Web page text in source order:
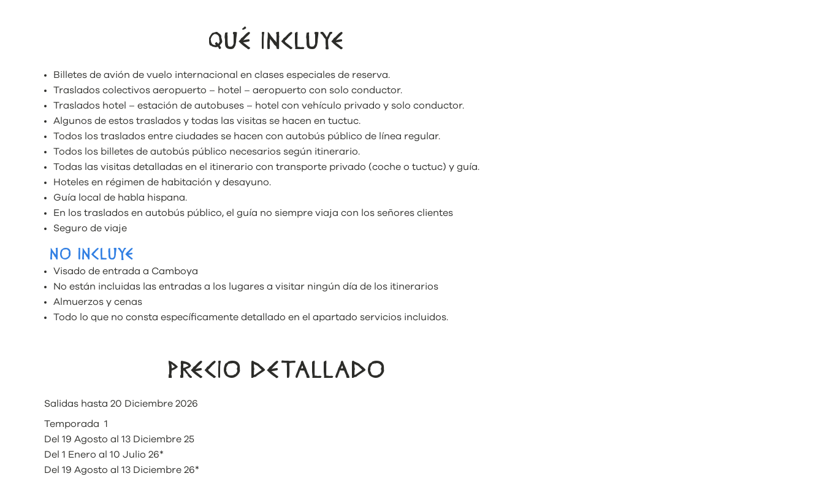
QUÉ INCLUYE
Billetes de avión de vuelo internacional en clases especiales de reserva.
Traslados colectivos aeropuerto – hotel – aeropuerto con solo conductor.
Traslados hotel – estación de autobuses – hotel con vehículo privado y solo conductor.
Algunos de estos traslados y todas las visitas se hacen en tuctuc.
Todos los traslados entre ciudades se hacen con autobús público de línea regular.
Todos los billetes de autobús público necesarios según itinerario.
Todas las visitas detalladas en el itinerario con transporte privado (coche o tuctuc) y guía.
Hoteles en régimen de habitación y desayuno.
Guía local de habla hispana.
En los traslados en autobús público, el guía no siempre viaja con los señores clientes
Seguro de viaje
NO INCLUYE
Visado de entrada a Camboya
No están incluidas las entradas a los lugares a visitar ningún día de los itinerarios
Almuerzos y cenas
Todo lo que no consta específicamente detallado en el apartado servicios incluidos.
PRECIO DETALLADO
Salidas hasta 20 Diciembre 2026
Temporada 1
Del 19 Agosto al 13 Diciembre 25
Del 1 Enero al 10 Julio 26*
Del 19 Agosto al 13 Diciembre 26*